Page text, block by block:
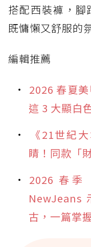
搭配西裝褲，腳
既慵懶又舒服的
編輯推薦
2026 春夏
這 3 大顯白
《21世紀
睛！同款「
2026 春季
NewJeans
古，一篇掌